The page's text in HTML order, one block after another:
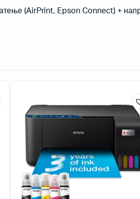
(AirPrint, Epson Connect) +